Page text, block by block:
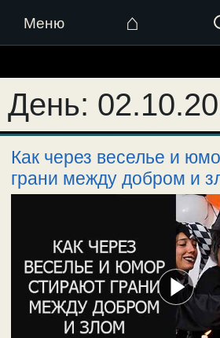
Меню ⌂
к
содержимому
День:
Как через веселье и
грани между добром и